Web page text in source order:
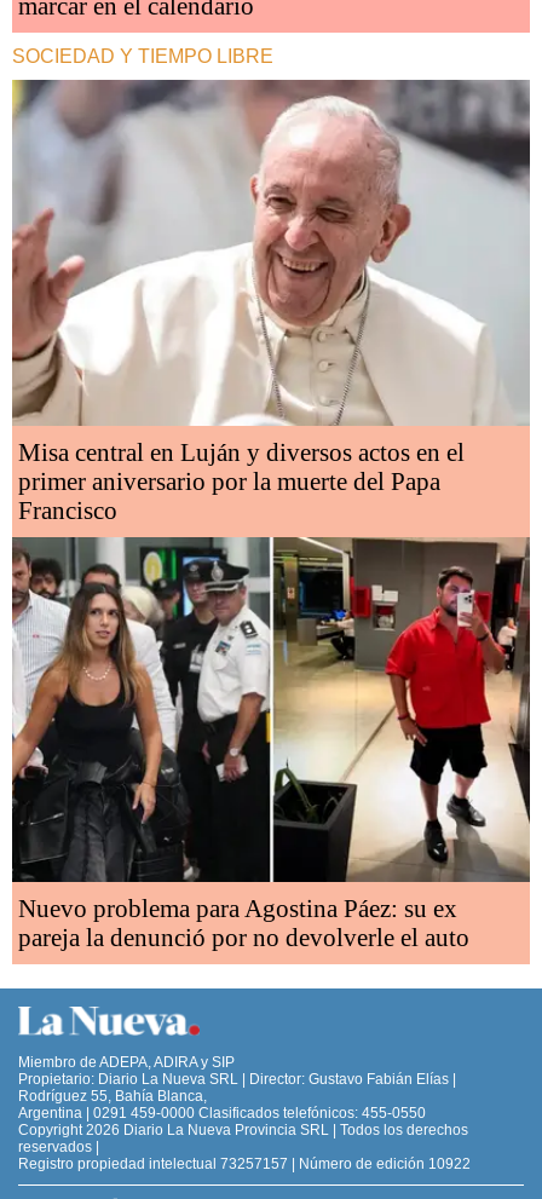
marcar en el calendario
SOCIEDAD Y TIEMPO LIBRE
Misa central en Luján y diversos actos en el
primer aniversario por la muerte del Papa
Francisco
Nuevo problema para Agostina Páez: su ex
pareja la denunció por no devolverle el auto
Miembro de ADEPA, ADIRA y SIP
Propietario: Diario La Nueva SRL | Director: Gustavo Fabián Elías |
Rodríguez 55, Bahía Blanca,
Argentina | 0291 459-0000 Clasificados telefónicos: 455-0550
Copyright 2026 Diario La Nueva Provincia SRL | Todos los derechos
reservados |
Registro propiedad intelectual 73257157 | Número de edición 10922